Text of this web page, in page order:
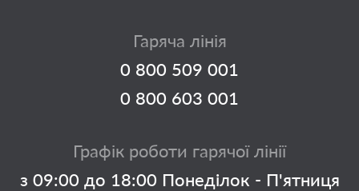
Гаряча лінія
0 800 509 001
0 800 603 001
Графік роботи гарячої лінії
з 09:00 до 18:00 Понеділок - П'ятниця